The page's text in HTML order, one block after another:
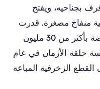
بجناحيه، ويفتح
منفاخ مصغرة. قدرت
قيمة هذه البيضة بأكثر من 30 مليون
حلقة الأزمان في عام
القطع الزخرفية المباعة